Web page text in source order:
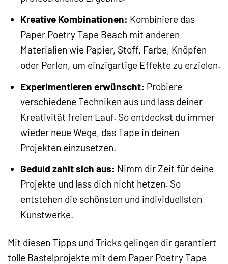
Kreative Kombinationen: Kombiniere das
Paper Poetry Tape Beach mit anderen
Materialien wie Papier, Stoff, Farbe, Knöpfen
oder Perlen, um einzigartige Effekte zu erzielen.
Experimentieren erwünscht: Probiere
verschiedene Techniken aus und lass deiner
Kreativität freien Lauf. So entdeckst du immer
wieder neue Wege, das Tape in deinen
Projekten einzusetzen.
Geduld zahlt sich aus: Nimm dir Zeit für deine
Projekte und lass dich nicht hetzen. So
entstehen die schönsten und individuellsten
Kunstwerke.
Mit diesen Tipps und Tricks gelingen dir garantiert
tolle Bastelprojekte mit dem Paper Poetry Tape